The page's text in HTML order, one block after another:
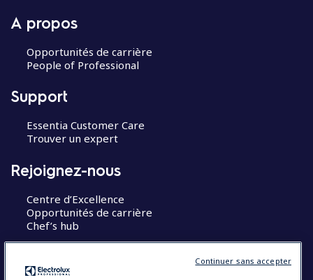
A propos
Opportunités de carrière
People of Professional
Support
Essentia Customer Care
Trouver un expert
Rejoignez-nous
Centre d’Excellence
Opportunités de carrière
Chef’s hub
Continuer sans accepter